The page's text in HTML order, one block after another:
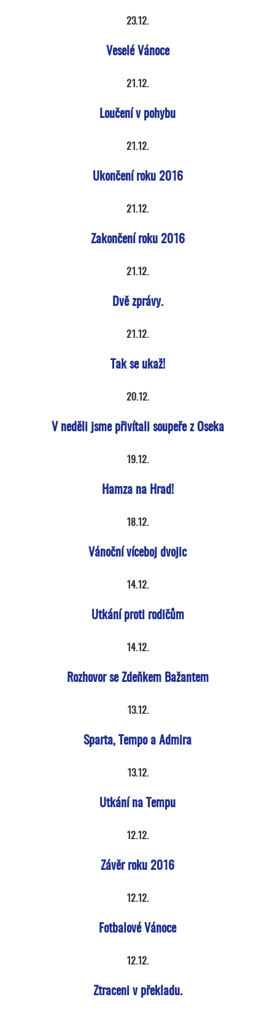
23.12.
Veselé Vánoce
21.12.
Loučení v pohybu
21.12.
Ukončení roku 2016
21.12.
Zakončení roku 2016
21.12.
Dvě zprávy.
21.12.
Tak se ukaž!
20.12.
V neděli jsme přivítali soupeře z Oseka
19.12.
Hamza na Hrad!
18.12.
Vánoční víceboj dvojic
14.12.
Utkání proti rodičům
14.12.
Rozhovor se Zdeňkem Bažantem
13.12.
Sparta, Tempo a Admira
13.12.
Utkání na Tempu
12.12.
Závěr roku 2016
12.12.
Fotbalové Vánoce
12.12.
Ztraceni v překladu.